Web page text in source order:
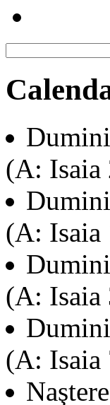
(A: Isaia
(A: Isaia
(A: Isaia
(A: Isaia